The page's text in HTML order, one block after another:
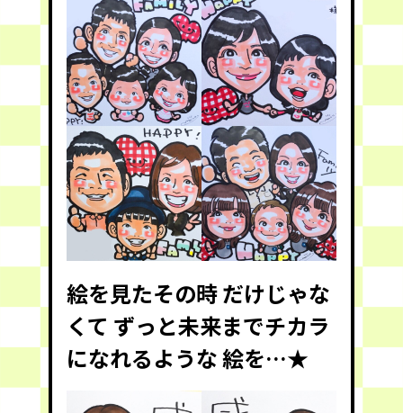
絵を見たその時 だけじゃな
くて ずっと未来までチカラ
になれるような 絵を…★